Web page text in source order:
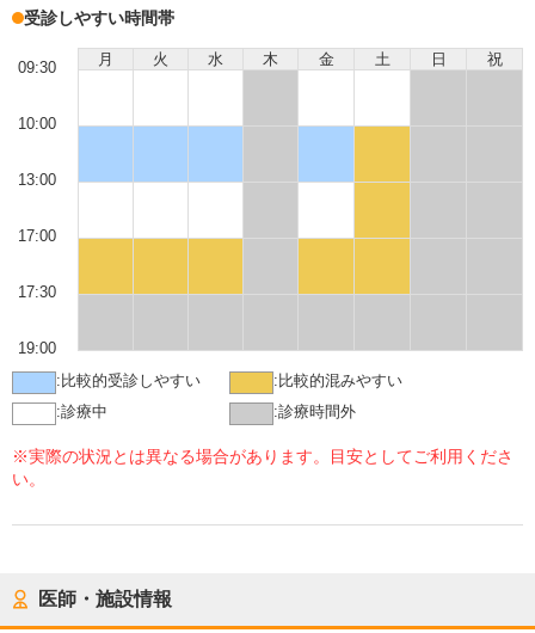
受診しやすい時間帯
月 火 水 木 金 土 日 祝
09:30
10:00
13:00
17:00
17:30
19:00
: 比較的受診しやすい : 比較的混みやすい
:診療中 :診療時間外
※実際の状況とは異なる場合があります。目安としてご利用くださ
い。
医師・施設情報